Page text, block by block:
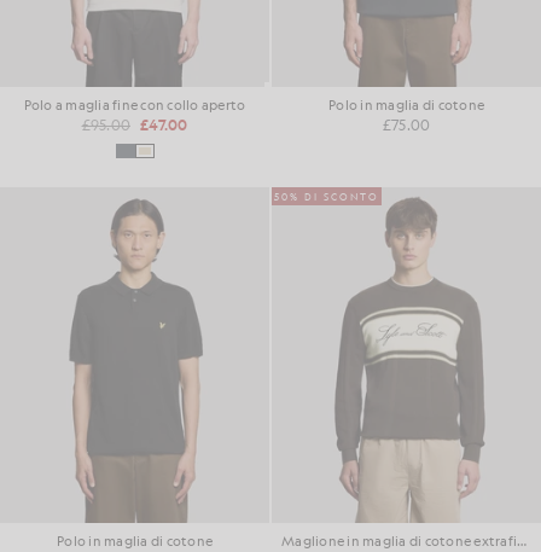
Polo a maglia fine con collo aperto
£95.00 £47.00
Polo in maglia di cotone
£75.00
Polo in maglia di cotone
50% DI SCONTO
Maglione in maglia di cotone extrafine